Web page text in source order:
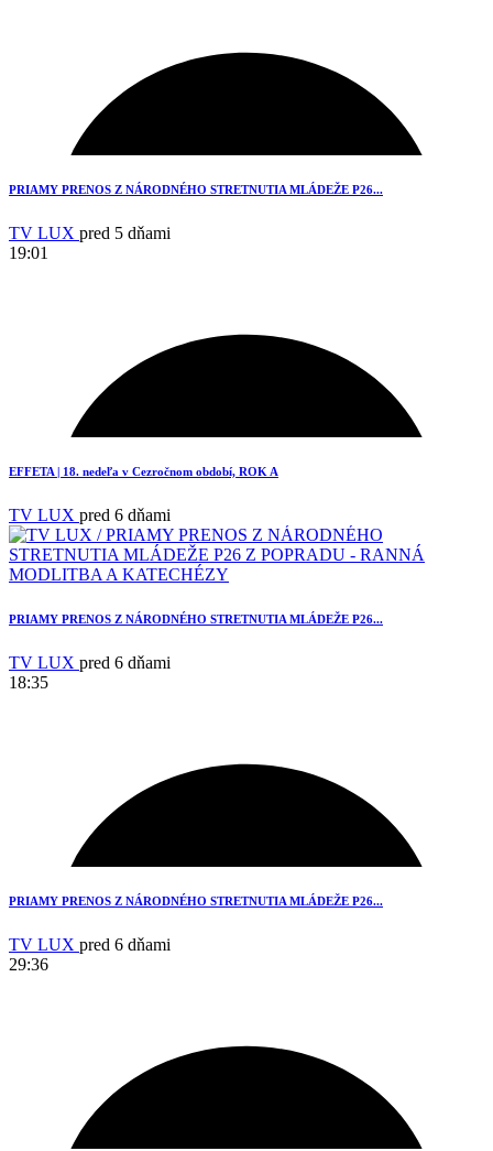
1
PRIAMY PRENOS Z NÁRODNÉHO STRETNUTIA MLÁDEŽE P26...
TV LUX pred 5 dňami
19:01
EFFETA | 18. nedeľa v Cezročnom období, ROK A
TV LUX pred 6 dňami
PRIAMY PRENOS Z NÁRODNÉHO STRETNUTIA MLÁDEŽE P26...
TV LUX pred 6 dňami
18:35
PRIAMY PRENOS Z NÁRODNÉHO STRETNUTIA MLÁDEŽE P26...
TV LUX pred 6 dňami
29:36